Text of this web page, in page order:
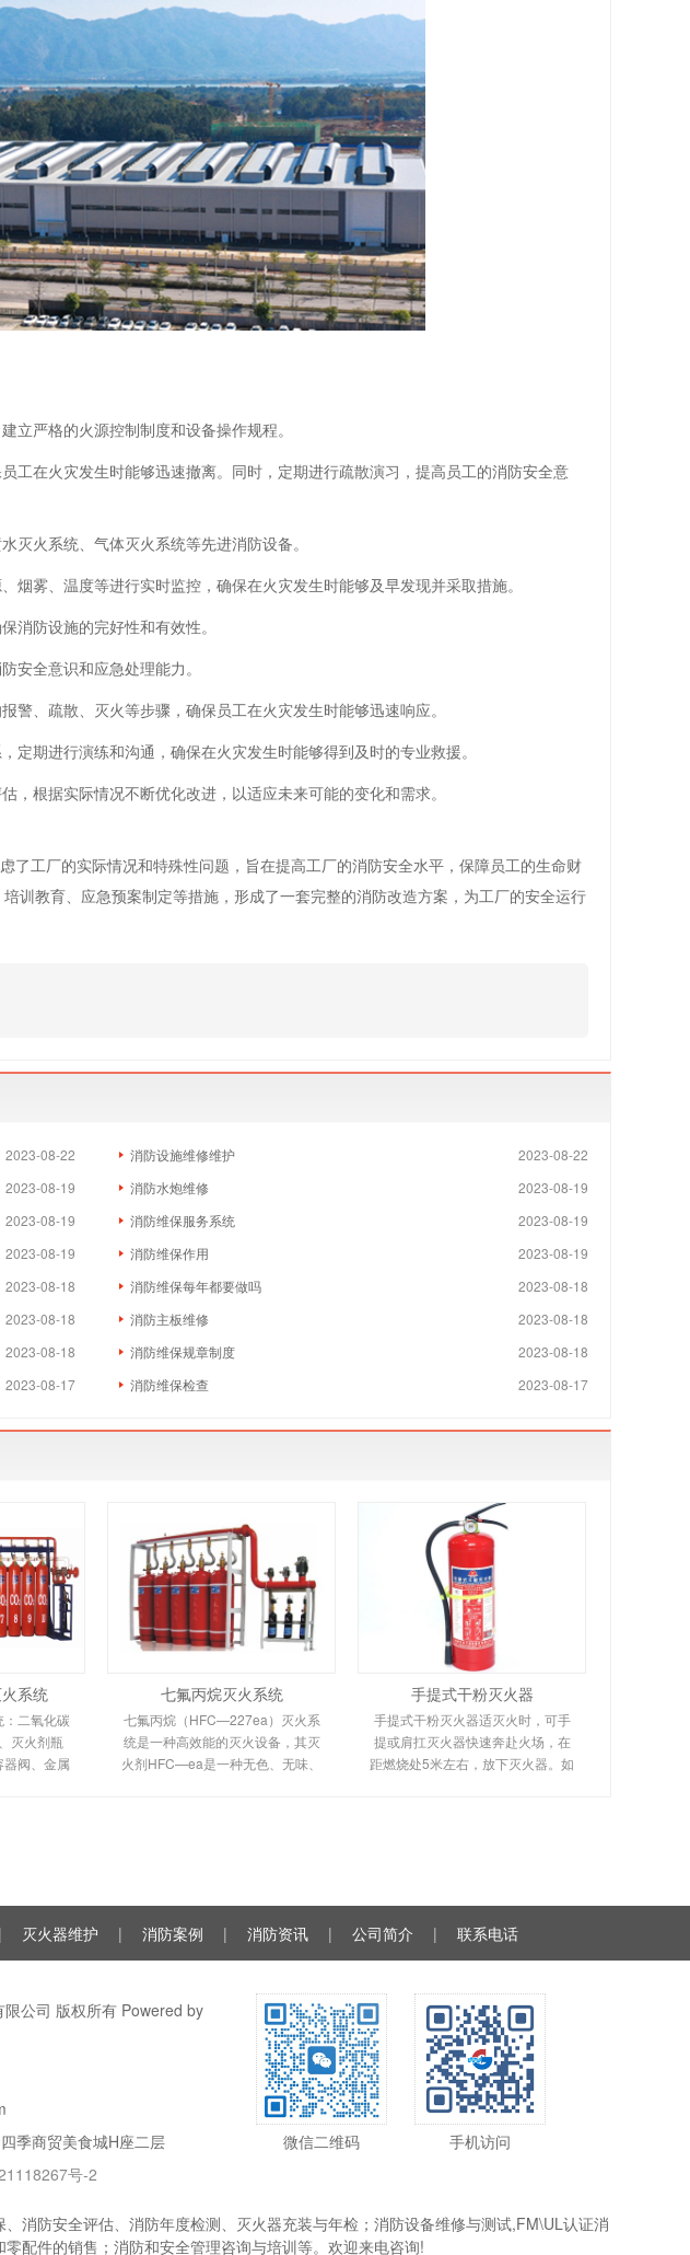
立严格的火源控制制度和设备操作规程。
工在火灾发生时能够迅速撤离。同时，定期进行疏散演习，提高员工的消防安全意
灭火系统、气体灭火系统等先进消防设备。
雾、温度等进行实时监控，确保在火灾发生时能够及早发现并采取措施。
消防设施的完好性和有效性。
安全意识和应急处理能力。
、疏散、灭火等步骤，确保员工在火灾发生时能够迅速响应。
期进行演练和沟通，确保在火灾发生时能够得到及时的专业救援。
根据实际情况不断优化改进，以适应未来可能的变化和需求。
工厂的实际情况和特殊性问题，旨在提高工厂的消防安全水平，保障员工的生命财
训教育、应急预案制定等措施，形成了一套完整的消防改造方案，为工厂的安全运行
2023-08-22 2023-08-22
消防设施维修维护
2023-08-19
2023-08-19
消防水炮维修
2023-08-19
2023-08-19
消防维保服务系统
2023-08-19
2023-08-19
消防维保作用
2023-08-18
2023-08-18
消防维保每年都要做吗
2023-08-18
2023-08-18
消防主板维修
2023-08-18
2023-08-18
消防维保规章制度
2023-08-17
2023-08-17
消防维保检查
系统
：二氧化碳
灭火剂瓶
阀、金属
七氟丙烷灭火系统
七氟丙烷（HFC—227ea）灭火系
统是一种高效能的灭火设备，其灭
火剂HFC—ea是一种无色、无味、
手提式干粉灭火器
手提式干粉灭火器适灭火时，可手
提或肩扛灭火器快速奔赴火场，在
距燃烧处5米左右，放下灭火器。如
| 灭火器维护 | 消防案例 | 消防资讯 | 公司简介 | 联系电话
公司 版权所有 Powered by
季商贸美食城H座二层
号-2
微信二维码 手机访问
消防安全评估、消防年度检测、灭火器充装与年检；消防设备维修与测试,FM\UL认证消
配件的销售；消防和安全管理咨询与培训等。欢迎来电咨询!